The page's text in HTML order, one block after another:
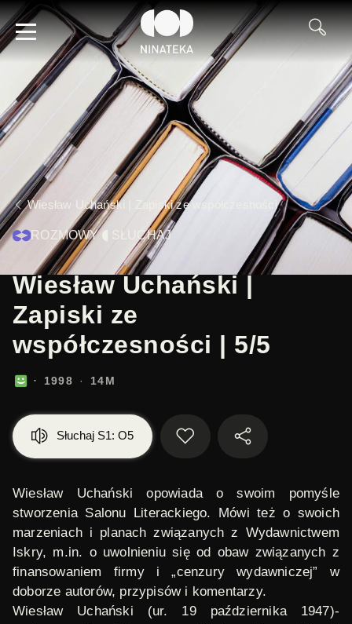
Wiesław Uchański | Zapiski ze współczesności
ROZMOWY SŁUCHAJ
Wiesław Uchański |
Zapiski ze
współczesności | 5/5
1998 14M
Słuchaj S1: O5
Wiesław Uchański opowiada o swoim pomyśle
stworzenia Salonu Literackiego. Mówi też o swoich
marzeniach i planach związanych z Wydawnictwem
Iskry, m.in. o uwolnieniu się od obaw związanych z
finansowaniem firmy i „cenzury wydawniczej” w
doborze autorów, przypisów i komentarzy.
Wiesław Uchański (ur. 19 października 1947)-